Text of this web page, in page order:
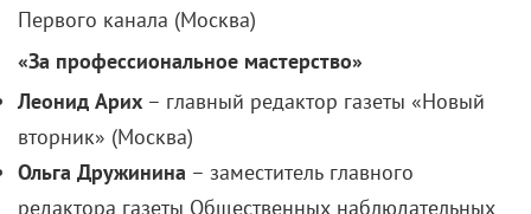
Первого канала (Москва)
«За профессиональное мастерство»
Леонид Арих – главный редактор газеты «Новый
вторник» (Москва)
Ольга Дружинина – заместитель главного
редактора газеты Общественных наблюдательных